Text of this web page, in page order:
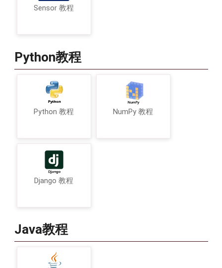
Sensor 教程
Python教程
Python 教程 NumPy 教程
Django 教程
Java教程